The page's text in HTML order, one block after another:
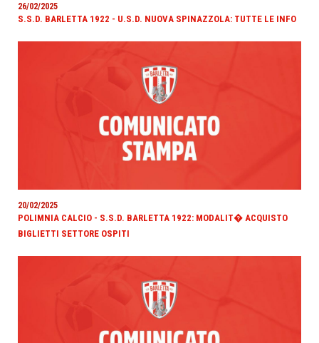
26/02/2025
S.S.D. BARLETTA 1922 - U.S.D. NUOVA SPINAZZOLA: TUTTE LE INFO
20/02/2025
POLIMNIA CALCIO - S.S.D. BARLETTA 1922: MODALIT� ACQUISTO
BIGLIETTI SETTORE OSPITI